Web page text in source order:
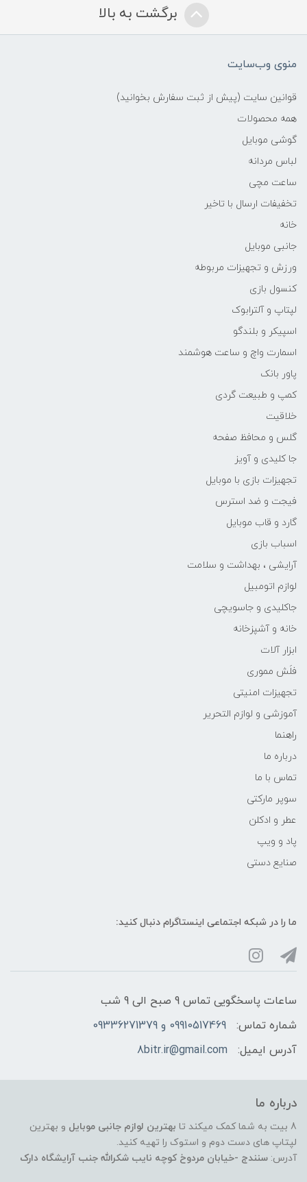
برگشت به بالا
منوی وب‌سایت
قوانین سایت (پیش از ثبت سفارش بخوانید)
همه محصولات
گوشی موبایل
لباس مردانه
ساعت مچی
تخفیفات ارسال با تاخیر
خانه
جانبی موبایل
ورزش و تجهیزات مربوطه
کنسول بازی
لپتاپ و آلترابوک
اسپیکر و بلندگو
اسمارت واچ و ساعت هوشمند
پاور بانک
کمپ و طبیعت گردی
خلاقیت
گلس و محافظ صفحه
جا کلیدی و آویز
تجهیزات بازی با موبایل
فیجت و ضد استرس
گارد و قاب موبایل
اسباب بازی
آرایشی ، بهداشت و سلامت
لوازم اتومبیل
جاکلیدی و جاسویچی
خانه و آشپزخانه
ابزار آلات
فلَش مموری
تجهیزات امنیتی
آموزشی و لوازم التحریر
راهنما
درباره ما
تماس با ما
سوپر مارکتی
عطر و ادکلن
پاد و ویپ
صنایع دستی
ما را در شبکه‌ اجتماعی اینستاگرام دنبال کنید:
ساعات پاسخگویی تماس 9 صبح الی 9 شب
شماره تماس:
09910517469 و 09336271379
آدرس ایمیل:
8bitr.ir@gmail.com
درباره ما
8 بیت به شما کمک میکند تا بهترین لوازم جانبی موبایل و بهترین
لپتاپ های دست دوم و استوک را تهیه کنید.
آدرس: سنندج -خیابان مردوخ کوچه نایب شکرالله جنب آرایشگاه دارک